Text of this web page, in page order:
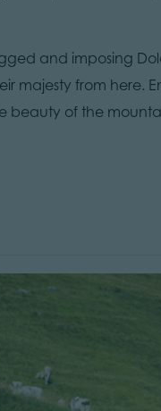
and imposing
majesty from here.
beauty of the